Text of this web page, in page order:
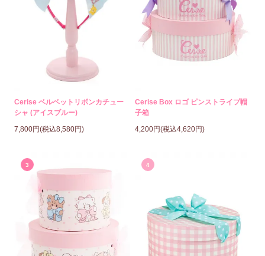
Cerise ベルベットリボンカチュー
シャ (アイスブルー)
7,800円(税込8,580円)
Cerise Box ロゴ ピンストライプ帽
子箱
4,200円(税込4,620円)
3 4